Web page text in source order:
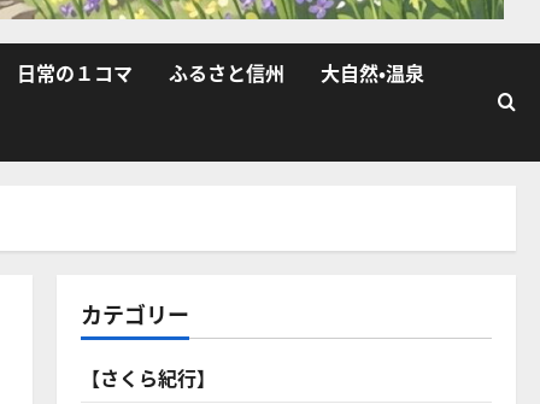
日常の１コマ ふるさと信州 大自然・温泉
カテゴリー
【さくら紀行】